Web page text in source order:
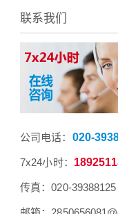
联系我们
公司电话： 020-
7x24小时：
传真：020-39388125